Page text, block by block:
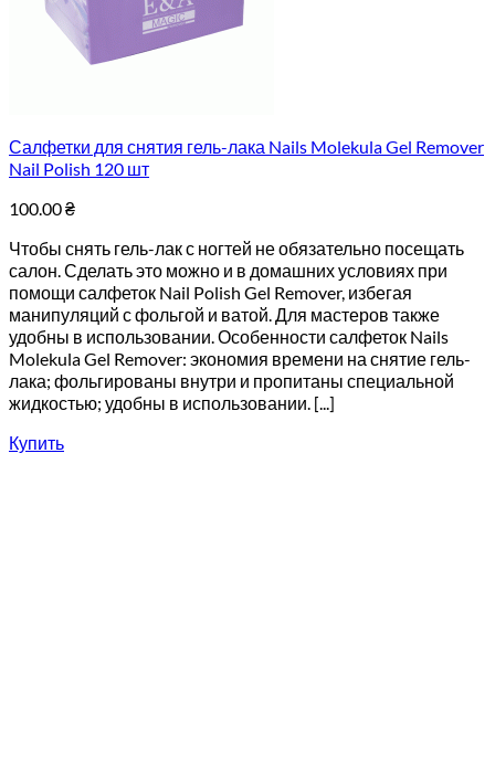
Салфетки для снятия гель-лака Nails Molekula Gel Remover
Nail Polish 120 шт
100.00₴
Чтобы снять гель-лак с ногтей не обязательно посещать
салон. Сделать это можно и в домашних условиях при
помощи салфеток Nail Polish Gel Remover, избегая
манипуляций с фольгой и ватой. Для мастеров также
удобны в использовании. Особенности салфеток Nails
Molekula Gel Remover: экономия времени на снятие гель-
лака; фольгированы внутри и пропитаны специальной
жидкостью; удобны в использовании. [...]
Купить